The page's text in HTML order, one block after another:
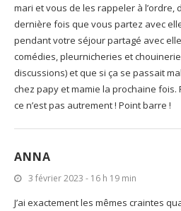
mari et vous de les rappeler à l’ordre,
dernière fois que vous partez avec
pendant votre séjour partagé avec
comédies, pleurnicheries et
discussions) et que si ça se passait
chez papy et mamie la prochaine fois.
ce n’est pas autrement ! Point barre !
ANNA
3 février 2023 - 16 h 19 min
J’ai exactement les mêmes craintes